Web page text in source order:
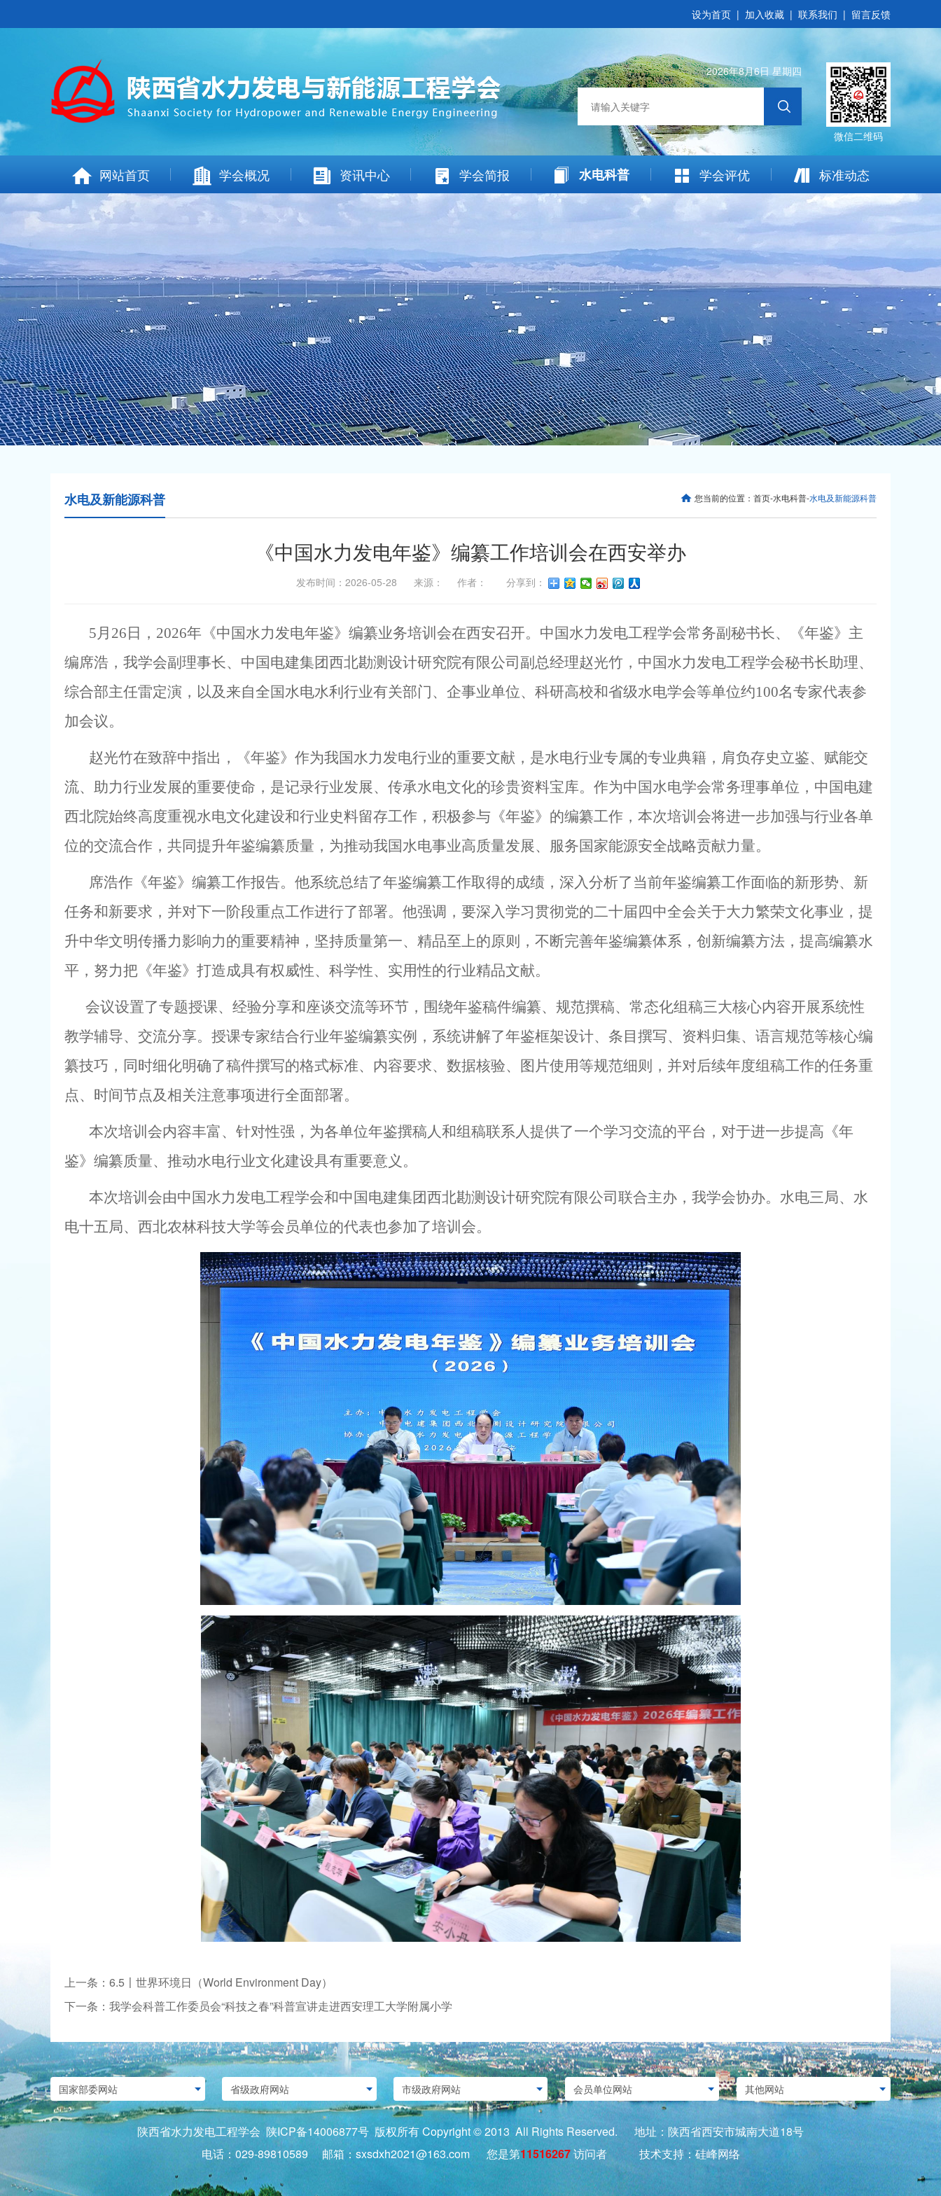
设为首页 | 加入收藏 | 联系我们 | 留言反馈
微信二维码
2026年8月6日 星期四
网站首页 学会概况 资讯中心 学会简报 水电科普 学会评优 标准动态
水电及新能源科普 您当前的位置： 首页-水电科普-水电及新能源科普
《中国水力发电年鉴》编纂工作培训会在西安举办
发布时间：2026-05-28 来源： 作者： 分享到：
5月 26 日， 2026年《中国水力发电年鉴》编纂业务培训会在西安召开。中国水力发电工程学会常务副秘书长、
《年鉴》主
编席浩， 我学会副理事长、中国电建集团西北勘测设计研究院有限公司 副总经理赵光竹 ，中国水力发电工程学会秘书长助理、
综合部主任雷定演 ， 以及来自全国水电水利行业有关部门、企事业单位、科研高校和省级水电学会等单位约100名专家代表参
加会议。
赵光竹在致辞中指出，《年鉴》作为我国水力发电行业的重要文献 ， 是水电行业专属的专业典籍，肩负存史立鉴、赋能交
流、助力行业发展的重要使命，是记录行业发展、传承水电文化的珍贵资料宝库。作为中国水电学会常务理事单位， 中国电建
西北院始终高度重视水电文化建设和行业史料留存工作，积极参与《年鉴》的编纂工作 ， 本次培训会将进一步加强与行业各单
位的交流合作，共同提升年鉴编纂质量，为推动我国水电事业高质量发展、服务国家能源安全战略贡献力量。
席浩作《年鉴》编纂工作报告。他系统总结了年鉴编纂工作取得的成绩，深入分析了当前年鉴编纂工作面临的新形势、新
任务和新要求，并对下一阶段重点工作进行了部署。他强调，要深入学习贯彻党的二十届四中全会关于大力繁荣文化事业，提
升中华文明传播力影响力的重要精神，坚持质量第一、精品至上的原则，不断完善年鉴编纂体系，创新编纂方法，提高编纂水
平，努力把《年鉴》打造成具有权威性、科学性、实用性的行业精品文献。
会议设置了专题授课、经验分享和座谈交流等环节，围绕年鉴稿件编纂、规范撰稿、常态化组稿三大核心内容开展系统性
教学辅导、交流分享。授课专家结合行业年鉴编纂实例，系统讲解了年鉴框架设计、条目撰写、资料归集、语言规范等核心编
纂技巧，同时细化明确了稿件撰写的格式标准、内容要求、数据核验、图片使用等规范细则，并对后续年度组稿工作的任务重
点、时间节点及相关注意事项进行全面部署。
本次培训会内容丰富、针对性强，为各单位年鉴撰稿人和组稿联系人提供了一个学习交流的平台，对于进一步提高《年
鉴》编纂质量、推动水电行业文化建设具有重要意义。
本次培训会由中国水力发电工程学会和中国电建集团西北勘测设计研究院有限公司 联合主办 ，我学会协办。水电三局、水
电十五局、西北农林科技大学等会员单位的代表也参加了培训会。
上一条：6.5〡世界环境日（World Environment Day）
下一条：我学会科普工作委员会“科技之春”科普宣讲走进西安理工大学附属小学
陕西省水力发电工程学会 陕ICP备14006877号 版权所有 Copyright © 2013 All Rights Reserved. 地址：陕西省西安市城南大道18号
电话：029-89810589 邮箱：sxsdxh2021@163.com 您是第11516267访问者 技术支持： 硅峰网络